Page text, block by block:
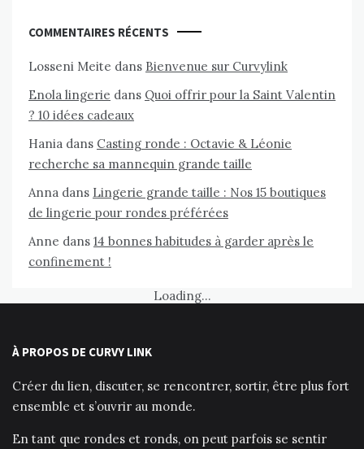
COMMENTAIRES RÉCENTS
Losseni Meite dans Bienvenue sur Curvylink
Enola lingerie dans Quoi offrir pour la Saint Valentin
? 10 idées cadeaux
Hania dans Casting ronde : Octavie & Léonie
recherche sa mannequin grande taille
Anna dans Lingerie grande taille : Nos 15 boutiques
de lingerie pour rondes préférées
Anne dans 14 bonnes habitudes à garder après le
confinement !
Loading...
À PROPOS DE CURVY LINK
Créer du lien, discuter, se rencontrer, sortir, être plus fort
ensemble et s’ouvrir au monde.
En tant que rondes et ronds, on peut parfois se sentir